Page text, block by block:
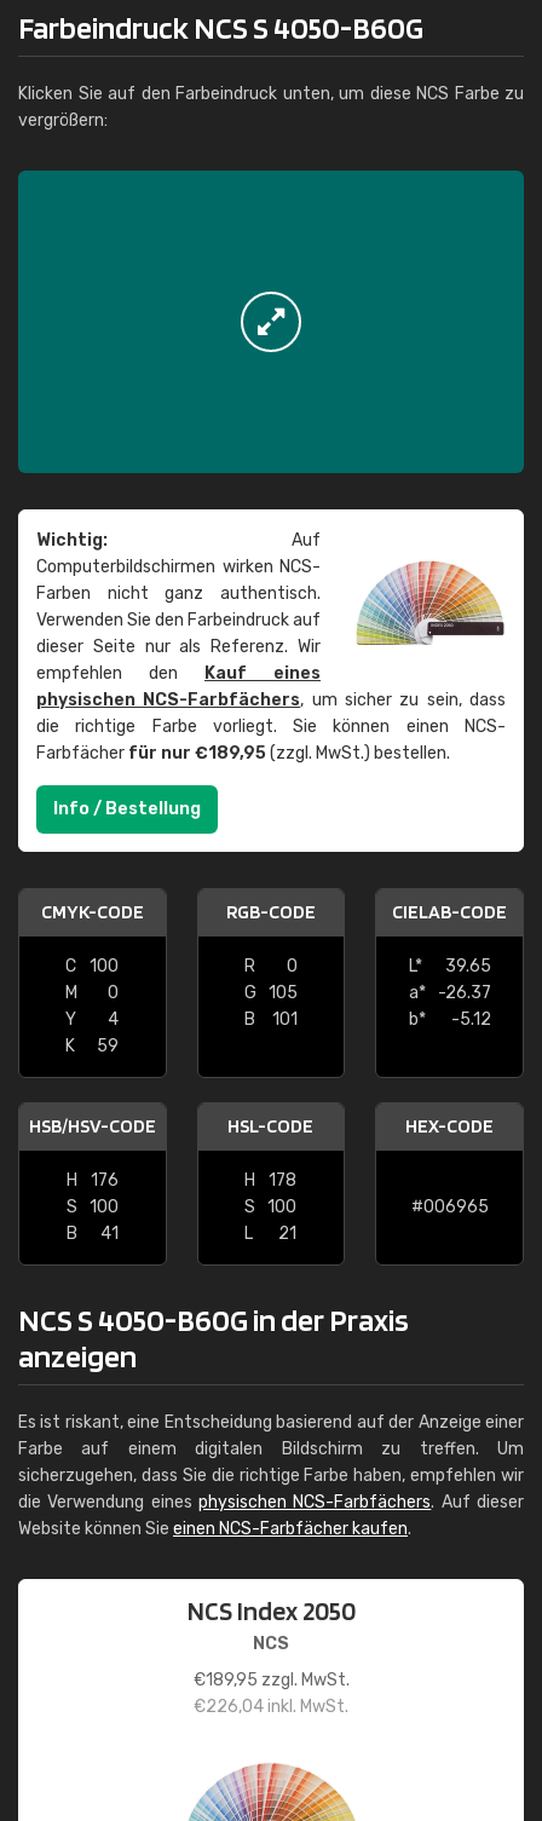
Farbeindruck NCS S 4050-B60G
Klicken Sie auf den Farbeindruck unten, um diese NCS Farbe zu
vergrößern:
Wichtig: Auf
Computerbildschirmen wirken NCS-
Farben nicht ganz authentisch.
Verwenden Sie den Farbeindruck auf
dieser Seite nur als Referenz. Wir
empfehlen den
Kauf eines
physischen NCS-Farbfächers, um sicher zu sein, dass
die richtige Farbe vorliegt. Sie können einen NCS-
Farbfächer für nur €189,95(zzgl. MwSt.) bestellen.
Info / Bestellung
CMYK-CODE
C
100
M
0
Y
4
K
59
RGB-CODE
R
0
G
105
B
101
CIELAB-CODE
L*
39.65
a*
-26.37
b*
-5.12
HSB/HSV-CODE
H
176
S
100
B
41
HSL-CODE
H
178
S
100
L
21
HEX-CODE
#006965
NCS S 4050-B60G in der Praxis
anzeigen
Es ist riskant, eine Entscheidung basierend auf der Anzeige einer
Farbe auf einem digitalen Bildschirm zu treffen. Um
sicherzugehen, dass Sie die richtige Farbe haben, empfehlen wir
die Verwendung eines physischen NCS-Farbfächers. Auf dieser
Website können Sie einen NCS-Farbfächer kaufen.
NCS Index 2050
NCS
€189,95 zzgl. MwSt.
€226,04inkl. MwSt.